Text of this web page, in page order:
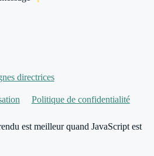
directrices
Politique de confidentialité
est meilleur quand JavaScript est